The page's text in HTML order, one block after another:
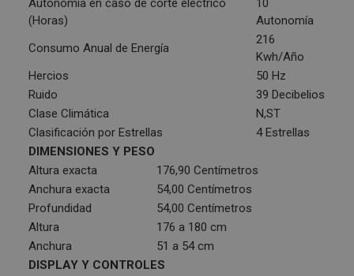
Autonomía en caso de corte eléctrico
(Horas)
10
Autonomía
Consumo Anual de Energía
216
Kwh/Año
Hercios
50 Hz
Ruido
39 Decibelios
Clase Climática
N,ST
Clasificación por Estrellas
4 Estrellas
DIMENSIONES Y PESO
Altura exacta
176,90 Centímetros
Anchura exacta
54,00 Centímetros
Profundidad
54,00 Centímetros
Altura
176 a 180 cm
Anchura
51 a 54 cm
DISPLAY Y CONTROLES